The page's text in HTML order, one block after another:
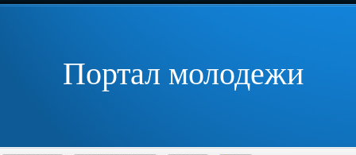
Портал молодежи